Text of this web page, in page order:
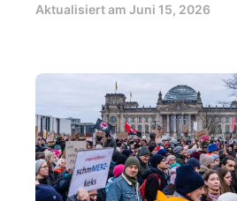
Aktualisiert am Juni 15, 2026